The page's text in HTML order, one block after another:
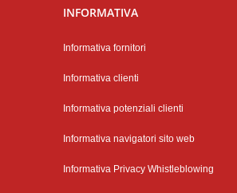
INFORMATIVA
Informativa fornitori
Informativa clienti
Informativa potenziali clienti
Informativa navigatori sito web
Informativa Privacy Whistleblowing